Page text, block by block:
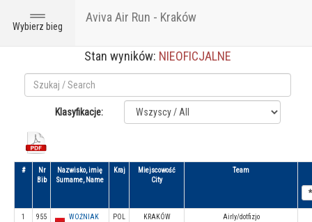
Toggle
navigation
Wybierz bieg
Aviva Air Run - Kraków
Stan wyników: NIEOFICJALNE
Klasyfikacje:
#
Nr
Bib
Nazwisko, imię
Surname, Name
Kraj
Miejscowość
City
Team
1 955
WOŹNIAK
POL KRAKÓW Airly/dotfizjo